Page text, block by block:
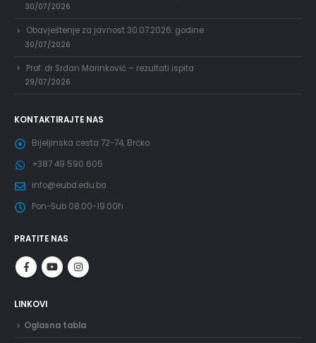
30/07/2026
Obavještenje za javnost 30.07.2026. godine
30/07/2026
Prof. dr Srđan Marinković – rezultati ispita
29/07/2026
KONTAKTIRAJTE NAS
Bijeljinska cesta 72-74, Brčko
+387 49 590 605
info@eubd.edu.ba
Pon-Sub 08.00-19.00h
PRATITE NAS
LINKOVI
Oglasna tabla